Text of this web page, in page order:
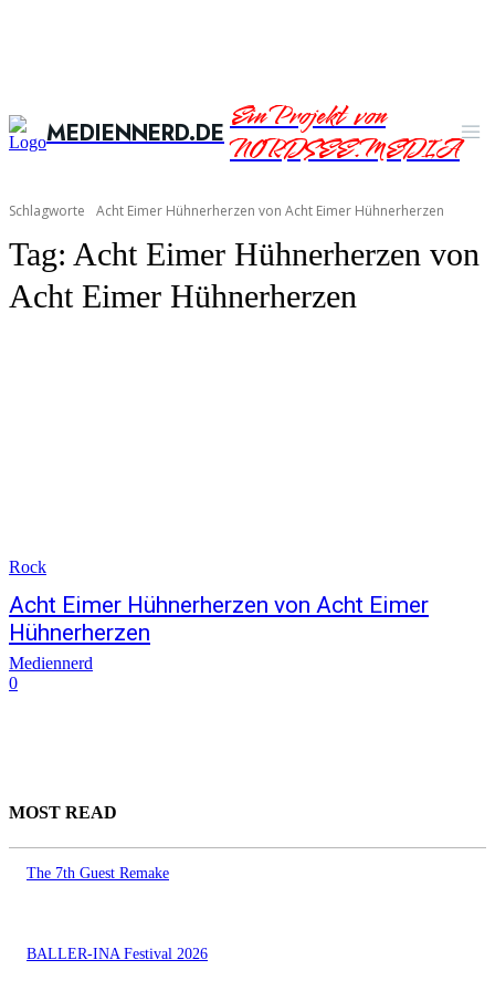
MEDIENNERD.DEEin Projekt von
NORDSEE.MEDIA
Schlagworte Acht Eimer Hühnerherzen von Acht Eimer Hühnerherzen
Tag: Acht Eimer Hühnerherzen von
Acht Eimer Hühnerherzen
Rock
Acht Eimer Hühnerherzen von Acht Eimer
Hühnerherzen
Mediennerd
0
MOST READ
The 7th Guest Remake
BALLER-INA Festival 2026